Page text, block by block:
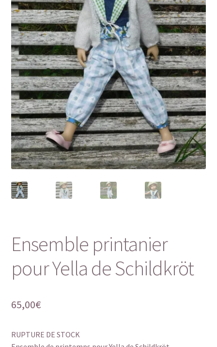
Panier
Politique de confidentialité
Politique de cookies (UE)
Validation de la commande
Ensemble printanier
pour Yella de Schildkröt
65,00€
RUPTURE DE STOCK